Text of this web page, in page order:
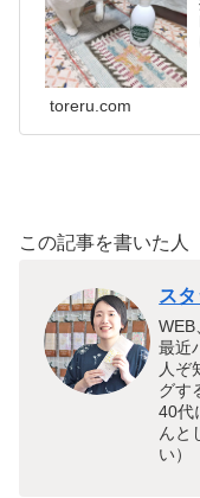
toreru.com
この記事を書いた人
ス
WEB
最近
人ぞ
グす
40代
んと
い）